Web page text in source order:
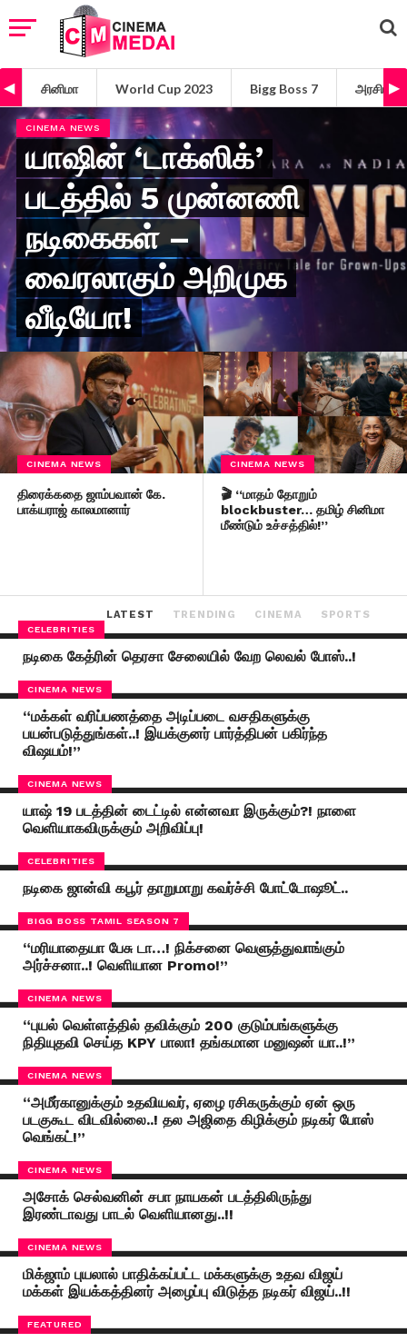
சினிமா World Cup 2023 Bigg Boss 7 அரசியல்
CINEMA NEWS
யாஷின் ‘டாக்ஸிக்’
படத்தில் 5 முன்னணி
நடிகைகள் –
வைரலாகும் அறிமுக
வீடியோ!
CINEMA NEWS
திரைக்கதை ஜாம்பவான் கே.
பாக்யராஜ் காலமானார்
CINEMA NEWS
🎬 “மாதம் தோறும்
blockbuster… தமிழ் சினிமா
மீண்டும் உச்சத்தில்!”
LATEST TRENDING CINEMA
SPORTS
CELEBRITIES
நடிகை கேத்ரின் தெரசா சேலையில் வேற லெவல் போஸ்..!
CINEMA NEWS
“மக்கள் வரிப்பணத்தை அடிப்படை வசதிகளுக்கு
பயன்படுத்துங்கள்..! இயக்குனர் பார்த்திபன் பகிர்ந்த
விஷயம்!”
CINEMA NEWS
யாஷ் 19 படத்தின் டைட்டில் என்னவா இருக்கும்?! நாளை
வெளியாகவிருக்கும் அறிவிப்பு!
CELEBRITIES
நடிகை ஜான்வி கபூர் தாறுமாறு கவர்ச்சி போட்டோஷூட்..
BIGG BOSS TAMIL SEASON 7
“மரியாதையா பேசு டா…! நிக்சனை வெளுத்துவாங்கும்
அர்ச்சனா..! வெளியான Promo!”
CINEMA NEWS
“புயல் வெள்ளத்தில் தவிக்கும் 200 குடும்பங்களுக்கு
நிதியுதவி செய்த KPY பாலா! தங்கமான மனுஷன் யா..!”
CINEMA NEWS
“அமீர்கானுக்கும் உதவியவர், ஏழை ரசிகருக்கும் ஏன் ஒரு
படகுகூட விடவில்லை..! தல அஜிதை கிழிக்கும் நடிகர் போஸ்
வெங்கட்!”
CINEMA NEWS
அசோக் செல்வனின் சபா நாயகன் படத்திலிருந்து
இரண்டாவது பாடல் வெளியானது..!!
CINEMA NEWS
மிக்ஜாம் புயலால் பாதிக்கப்பட்ட மக்களுக்கு உதவ விஜய்
மக்கள் இயக்கத்தினர் அழைப்பு விடுத்த நடிகர் விஜய்..!!
FEATURED